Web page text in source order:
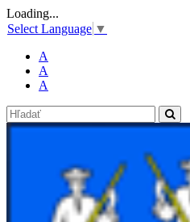
Loading...
Select Language ▼
A
A
A